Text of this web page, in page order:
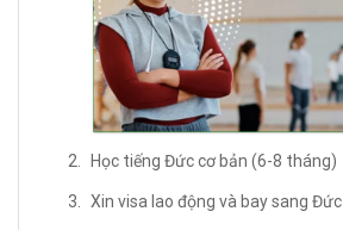
Học tiếng Đức cơ bản (6-8 tháng)
Xin visa lao động và bay sang Đức